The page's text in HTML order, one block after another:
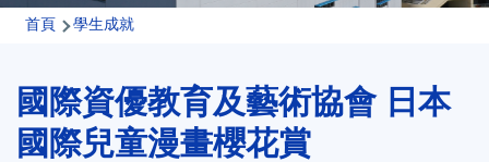
導
連
結
首頁 學生成就
國際資優教育及藝術協會 日本
國際兒童漫畫櫻花賞